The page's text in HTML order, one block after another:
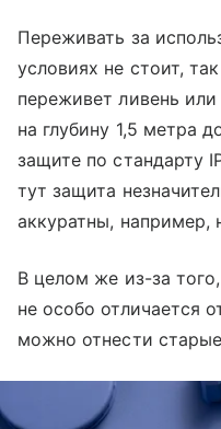
Переживать за
условиях не стоит,
переживет ливень
на глубину 1,5 метра
защите по стандарту
тут защита
аккуратны, например,
В целом же из-за
не особо отличается
можно отнести